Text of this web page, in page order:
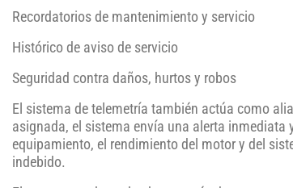
Recordatorios de mantenimiento y servicio
Histórico de aviso de servicio
Seguridad contra daños, hurtos y robos
El sistema de telemetría también actúa como
asignada, el sistema envía una alerta inmediata
equipamiento, el rendimiento del motor y del
indebido.